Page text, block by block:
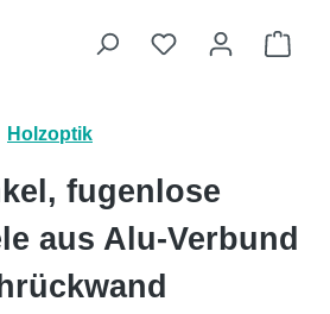
Du hast 0
Holzoptik
fugenlose
aus Alu-Verbund